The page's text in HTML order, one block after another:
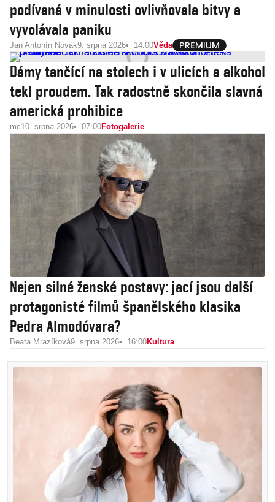
podívaná v minulosti ovlivňovala bitvy a
vyvolávala paniku
Jan Antonín Novák9. srpna 2026 14:00Věda
Dámy tančící na stolech i v ulicích a alkohol
tekl proudem. Tak radostně skončila slavná
americká prohibice
mc10. srpna 2026 07:00Fotogalerie
Nejen silné ženské postavy: jací jsou další
protagonisté filmů španělského klasika
Pedra Almodóvara?
Beata Mrazíková9. srpna 2026 16:00Kultura